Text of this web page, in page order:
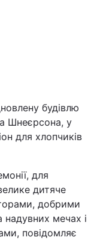
будівлю
Шнеєрсона, у
для хлопчиків
для
дитяче
добрими
мечах і
повідомляє